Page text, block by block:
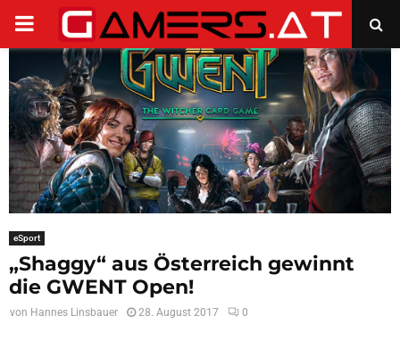
PRIMARY
MENU
eSport
„Shaggy“ aus Österreich gewinnt
die GWENT Open!
von Hannes Linsbauer 28. August 2017 0